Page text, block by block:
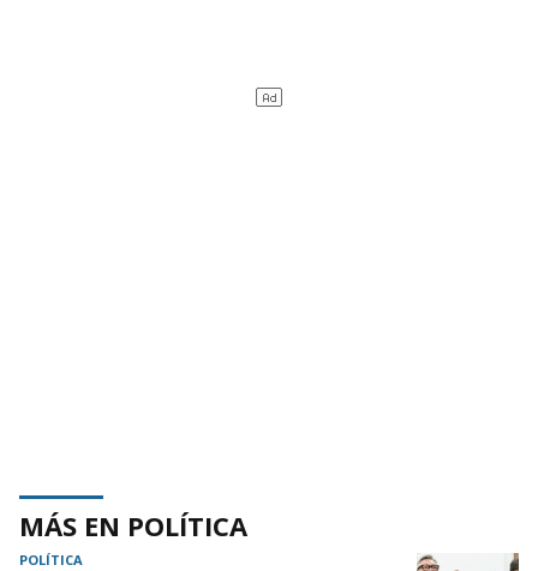
MÁS EN POLÍTICA
POLÍTICA